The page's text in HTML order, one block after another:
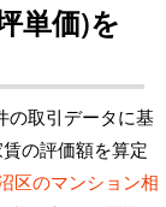
単価)を
の取引データに基
の評価額を算定
区のマンション相